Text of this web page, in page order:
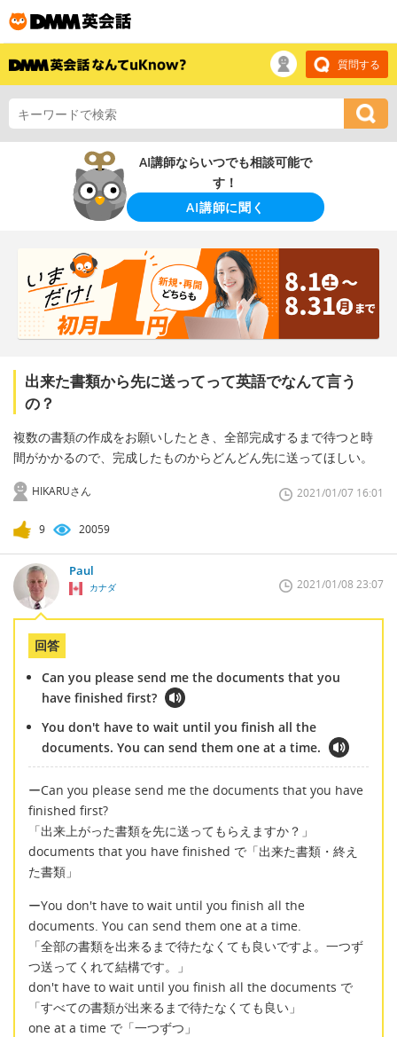
質問する
AI講師ならいつでも相談可能で
す！
AI講師に聞く
出来た書類から先に送ってって英語でなんて言う
の？
複数の書類の作成をお願いしたとき、全部完成するまで待つと時
間がかかるので、完成したものからどんどん先に送ってほしい。
HIKARUさん 2021/01/07 16:01
9 20059
Paul
カナダ 2021/01/08 23:07
回答
Can you please send me the documents that you
have finished first?
You don't have to wait until you finish all the
documents. You can send them one at a time.
ーCan you please send me the documents that you have
finished first?
「出来上がった書類を先に送ってもらえますか？」
documents that you have finished で「出来た書類・終え
た書類」
ーYou don't have to wait until you finish all the
documents. You can send them one at a time.
「全部の書類を出来るまで待たなくても良いですよ。一つず
つ送ってくれて結構です。」
don't have to wait until you finish all the documents で
「すべての書類が出来るまで待たなくても良い」
one at a time で「一つずつ」